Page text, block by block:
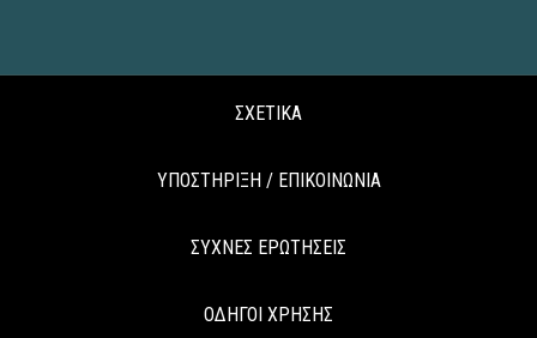
ΣΧΕΤΙΚΑ
ΥΠΟΣΤΗΡΙΞΗ / ΕΠΙΚΟΙΝΩΝΙΑ
ΣΥΧΝΕΣ ΕΡΩΤΗΣΕΙΣ
ΟΔΗΓΟΙ ΧΡΗΣΗΣ